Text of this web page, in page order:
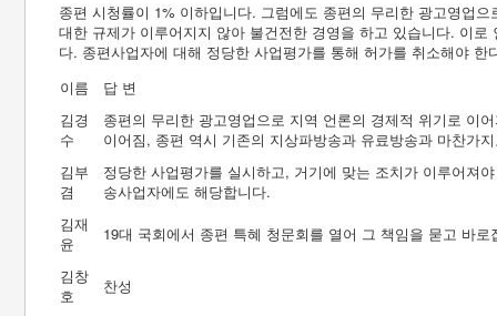
종편 시청률이 1% 이하입니다. 그럼에도 종편의 무리한 광고영업
대한 규제가 이루어지지 않아 불건전한 경영을 하고 있습니다. 이
다. 종편사업자에 대해 정당한 사업평가를 통해 허가를 취소해야
이름
답 변
김경
수
종편의 무리한 광고영업으로 지역 언론의 경제적 위기로 이
이어짐, 종편 역시 기존의 지상파방송과 유료방송과 마찬가
김부
겸
정당한 사업평가를 실시하고, 거기에 맞는 조치가 이루어져
송사업자에도 해당합니다.
김재
윤
19대 국회에서 종편 특혜 청문회를 열어 그 책임을 묻고 바로
김창
호
찬성